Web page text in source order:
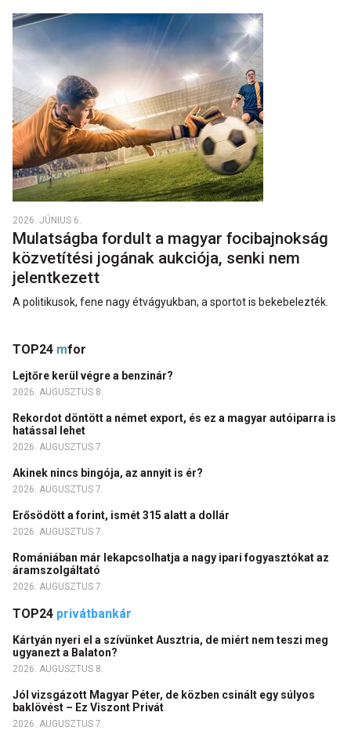
2026. JÚNIUS 6.
Mulatságba fordult a magyar focibajnokság
közvetítési jogának aukciója, senki nem
jelentkezett
A politikusok, fene nagy étvágyukban, a sportot is bekebelezték.
TOP24 mfor
Lejtőre kerül végre a benzinár?
2026. AUGUSZTUS 8.
Rekordot döntött a német export, és ez a magyar autóiparra is
hatással lehet
2026. AUGUSZTUS 7.
Akinek nincs bingója, az annyit is ér?
2026. AUGUSZTUS 7.
Erősödött a forint, ismét 315 alatt a dollár
2026. AUGUSZTUS 7.
Romániában már lekapcsolhatja a nagy ipari fogyasztókat az
áramszolgáltató
2026. AUGUSZTUS 7.
TOP24 privátbankár
Kártyán nyeri el a szívünket Ausztria, de miért nem teszi meg
ugyanezt a Balaton?
2026. AUGUSZTUS 8.
Jól vizsgázott Magyar Péter, de közben csinált egy súlyos
baklövést – Ez Viszont Privát
2026. AUGUSZTUS 7.